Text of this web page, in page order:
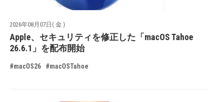
2026年08月07日( 金 )
Apple、セキュリティを修正した「macOS Tahoe
26.6.1」を配布開始
#macOS26 #macOSTahoe